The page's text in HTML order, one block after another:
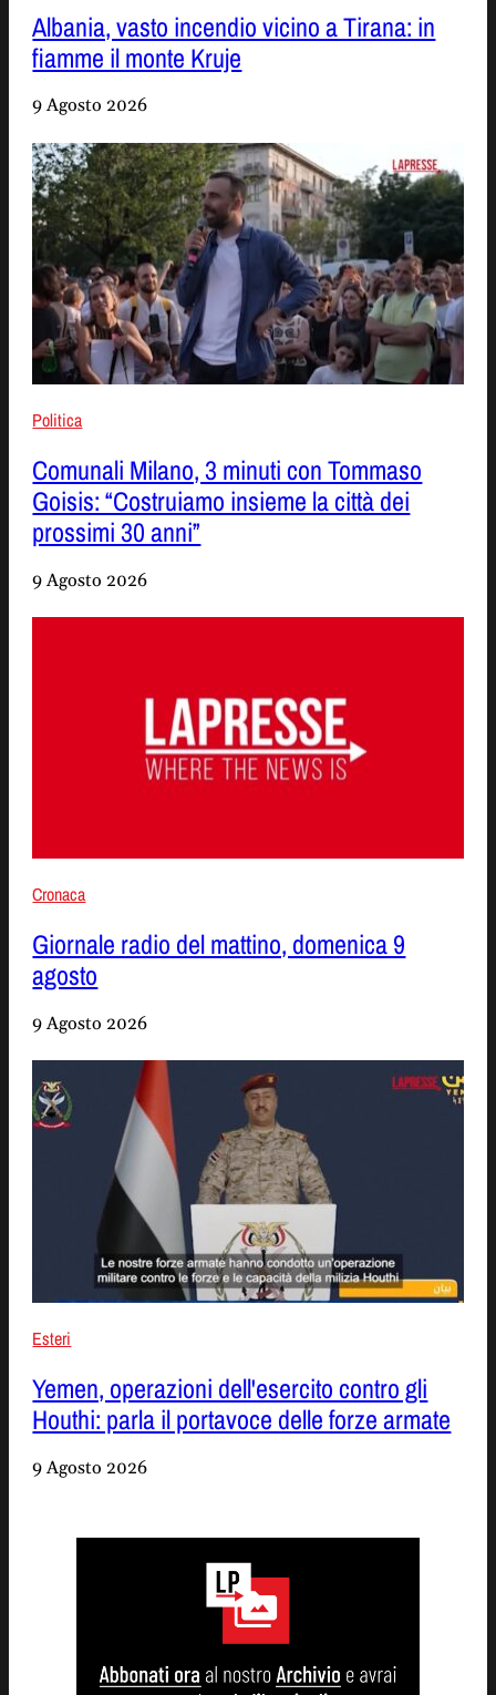
Albania, vasto incendio vicino a Tirana: in
fiamme il monte Kruje
9 Agosto 2026
Politica
Comunali Milano, 3 minuti con Tommaso
Goisis: “Costruiamo insieme la città dei
prossimi 30 anni”
9 Agosto 2026
Cronaca
Giornale radio del mattino, domenica 9
agosto
9 Agosto 2026
Esteri
Yemen, operazioni dell'esercito contro gli
Houthi: parla il portavoce delle forze armate
9 Agosto 2026